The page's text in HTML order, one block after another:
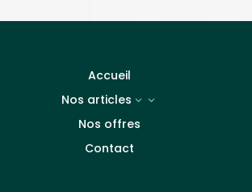
Accueil
Nos articles
3
Nos offres
Contact